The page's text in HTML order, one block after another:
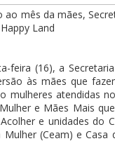
ao mês da mães,
Land
feira (16), a
às mães que
mulheres atendidas
e Mães Mais
e unidades do
(Ceam) e Casa